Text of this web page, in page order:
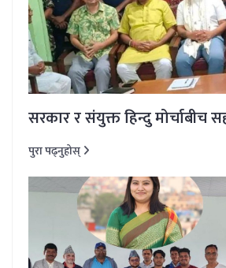
सरकार र संयुक्त हिन्दु मोर्चाबीच
पुरा पढ्नुहोस्